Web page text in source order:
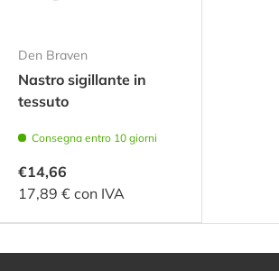
Den Braven
Nastro sigillante in
tessuto
Consegna entro 10 giorni
€14,66
17,89 € con IVA